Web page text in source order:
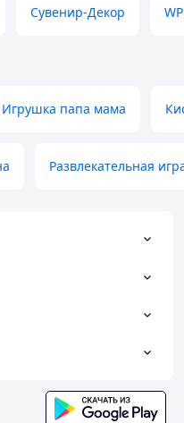
Сувенир-Декор
Игрушка папа мама
Развлекательная